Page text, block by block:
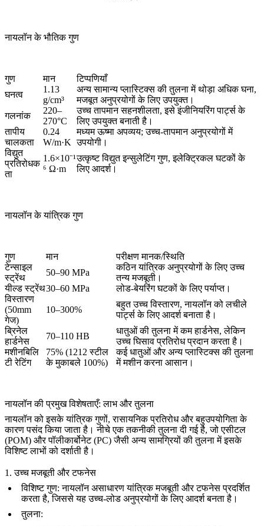
नायलॉन के भौतिक गुण
गुण मान
टिप्पणियाँ
घनत्व
1.13
g/cm³
अन्य सामान्य प्लास्टिक्स की तुलना में थोड़ा अधिक घना,
मजबूत अनुप्रयोगों के लिए उपयुक्त।
गलनांक
220–
270°C
उच्च तापमान सहनशीलता, इसे इंजीनियरिंग पार्ट्स के
लिए उपयुक्त बनाती है।
तापीय
चालकता
0.24
W/m·K
मध्यम ऊष्मा अपव्यय; उच्च-तापमान अनुप्रयोगों में
उपयोगी।
विद्युत
प्रतिरोधक
ता
1.6×10⁻¹
⁶ Ω·m
उत्कृष्ट विद्युत इन्सुलेटिंग गुण, इलेक्ट्रिकल घटकों के
लिए आदर्श।
नायलॉन के यांत्रिक गुण
गुण मान
परीक्षण मानक/स्थिति
टेन्साइल
स्ट्रेंथ
50–90 MPa
कठिन यांत्रिक अनुप्रयोगों के लिए उच्च
तन्य मजबूती।
यील्ड स्ट्रेंथ30–60 MPa
लोड-बेयरिंग घटकों के लिए पर्याप्त।
विस्तारण
(50mm
गेज)
10–300%
बहुत उच्च विस्तारण, नायलॉन को लचीले
पार्ट्स के लिए आदर्श बनाता है।
ब्रिनेल
हार्डनेस
70–110 HB
धातुओं की तुलना में कम हार्डनेस, लेकिन
उच्च घिसाव प्रतिरोध प्रदान करता है।
मशीनबिलि
टी रेटिंग
75% (1212 स्टील
के मुकाबले 100%)
कई धातुओं और अन्य प्लास्टिक्स की तुलना
में मशीन करना आसान।
नायलॉन की प्रमुख विशेषताएँ: लाभ और तुलना
नायलॉन को इसके यांत्रिक गुणों, रासायनिक प्रतिरोध और बहुउपयोगिता के
कारण पसंद किया जाता है। नीचे एक तकनीकी तुलना दी गई है, जोएसीटल
(POM) औरपॉलीकार्बोनेट (PC)जैसी अन्य सामग्रियों की तुलना में इसके
विशिष्ट लाभों को दर्शाती है।
1. उच्च मजबूती और टफनेस
विशिष्ट गुण: नायलॉन असाधारण यांत्रिक मजबूती और टफनेस प्रदर्शित
करता है, जिससे यह उच्च-लोड अनुप्रयोगों के लिए आदर्श बनता है।
तुलना: